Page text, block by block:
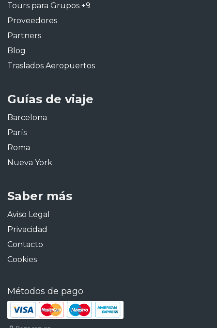
Tours para Grupos +9
Proveedores
Partners
Blog
Traslados Aeropuertos
Guías de viaje
Barcelona
París
Roma
Nueva York
Saber más
Aviso Legal
Privacidad
Contacto
Cookies
Métodos de pago